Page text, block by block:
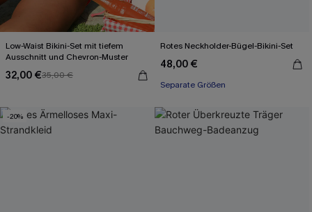
Low-Waist Bikini-Set mit tiefem
Ausschnitt und Chevron-Muster
32,00 €35,00 €
Rotes Neckholder-Bügel-Bikini-Set
48,00 €
Separate Größen
-20%